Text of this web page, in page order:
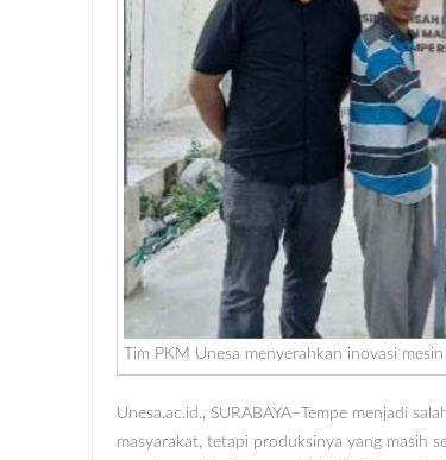
Tim PKM Unesa menyerahkan inovasi
Unesa.ac.id., SURABAYA–Tempe menjadi
masyarakat, tetapi produksinya yang masih